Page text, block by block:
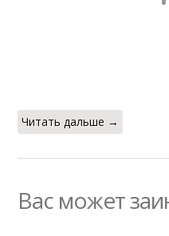
Читать дальше →
Вас может